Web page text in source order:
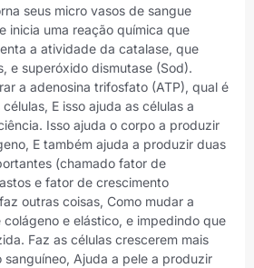
seus micro vasos de sangue
inicia uma reação química que
a atividade da catalase, que
e superóxido dismutase (Sod).
a adenosina trifosfato (ATP), qual é
E isso ajuda as células a
Isso ajuda o corpo a produzir
E também ajuda a produzir duas
(chamado fator de
e fator de crescimento
outras coisas, Como mudar a
e elástico, e impedindo que
Faz as células crescerem mais
sanguíneo, Ajuda a pele a produzir